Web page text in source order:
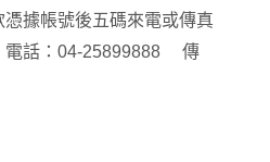
據帳號後五碼來電或傳真
電話：04-25899888 傳